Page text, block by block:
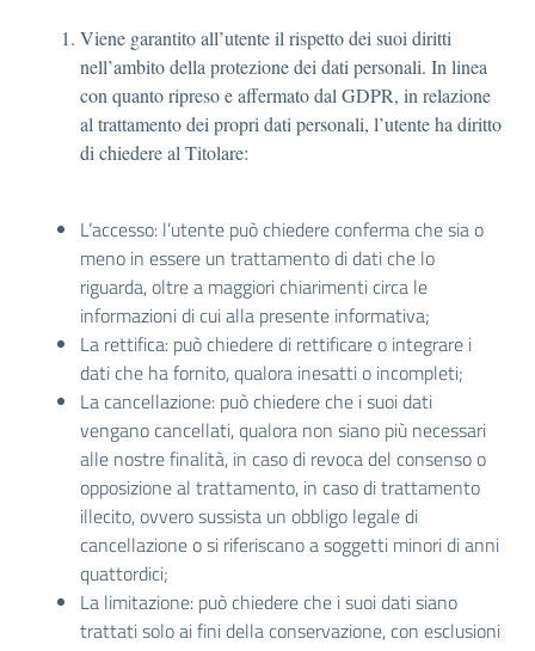
Viene garantito all’utente il rispetto dei suoi diritti
nell’ambito della protezione dei dati personali. In linea
con quanto ripreso e affermato dal GDPR, in relazione
al trattamento dei propri dati personali, l’utente ha diritto
di chiedere al Titolare:
L’accesso: l’utente può chiedere conferma che sia o
meno in essere un trattamento di dati che lo
riguarda, oltre a maggiori chiarimenti circa le
informazioni di cui alla presente informativa;
La rettifica: può chiedere di rettificare o integrare i
dati che ha fornito, qualora inesatti o incompleti;
La cancellazione: può chiedere che i suoi dati
vengano cancellati, qualora non siano più necessari
alle nostre finalità, in caso di revoca del consenso o
opposizione al trattamento, in caso di trattamento
illecito, ovvero sussista un obbligo legale di
cancellazione o si riferiscano a soggetti minori di anni
quattordici;
La limitazione: può chiedere che i suoi dati siano
trattati solo ai fini della conservazione, con esclusioni